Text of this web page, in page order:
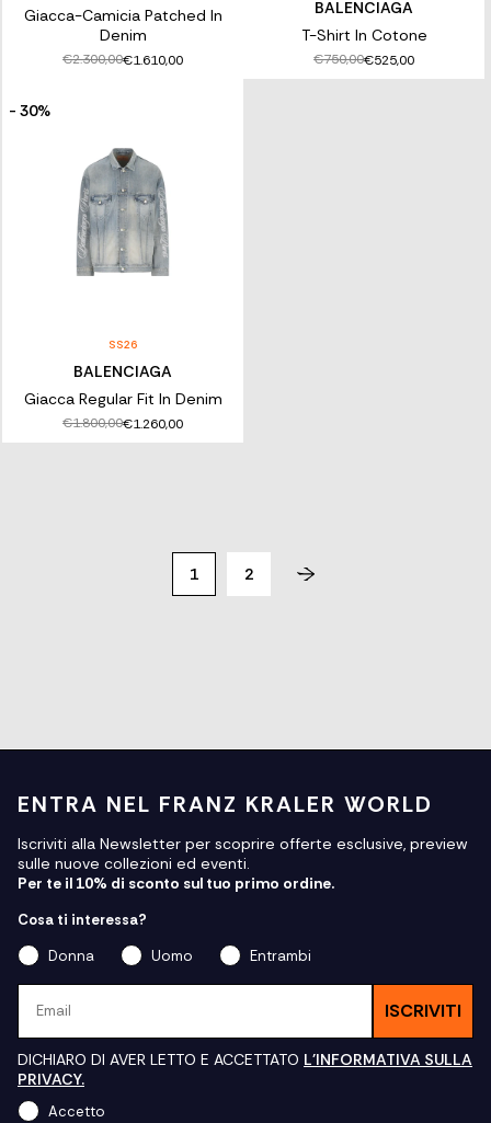
Giacca-Camicia Patched In
Denim
€2.300,00€1.610,00
BALENCIAGA
T-Shirt In Cotone
€750,00€525,00
- 30%
SS26
BALENCIAGA
Giacca Regular Fit In Denim
€1.800,00€1.260,00
1 2
ENTRA NEL FRANZ KRALER WORLD
Iscriviti alla Newsletter per scoprire offerte esclusive, preview
sulle nuove collezioni ed eventi.
Per te il 10% di sconto sul tuo primo ordine.
Cosa ti interessa?
Donna
Uomo
Entrambi
ISCRIVITI
DICHIARO DI AVER LETTO E ACCETTATO L'INFORMATIVA SULLA
PRIVACY.
Accetto